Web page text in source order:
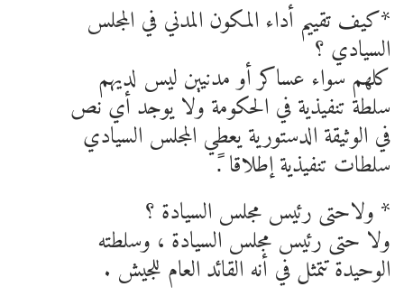
*كيف تقييم أداء المكون المدني في المجلس
السيادي ؟
كلهم سواء عساكر أو مدنيين ليس لديهم
سلطة تنفيذية في الحكومة ولا يوجد أي نص
في الوثيقة الدستورية يعطي المجلس السيادي
سلطات تنفيذية إطلاقا .ً
* ولاحتى رئيس مجلس السيادة ؟
ولا حتى رئيس مجلس السيادة ، وسلطته
الوحيدة تتمثل في أنه القائد العام للجيش .